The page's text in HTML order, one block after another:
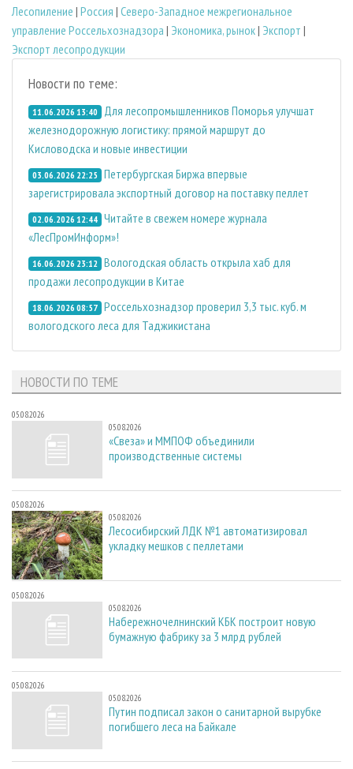
Лесопиление | Россия | Северо-Западное межрегиональное
управление Россельхознадзора | Экономика, рынок| Экспорт |
Экспорт лесопродукции
Новости по теме:
11.06.2026 13:40
Для лесопромышленников Поморья улучшат
железнодорожную логистику: прямой маршрут до
Кисловодска и новые инвестиции
03.06.2026 22:25 Петербургская Биржа впервые
зарегистрировала экспортный договор на поставку пеллет
02.06.2026 12:44 Читайте в свежем номере журнала
«ЛесПромИнформ»!
16.06.2026 23:12 Вологодская область открыла хаб для
продажи лесопродукции в Китае
18.06.2026 08:57 Россельхознадзор проверил 3,3 тыс. куб. м
вологодского леса для Таджикистана
НОВОСТИ ПО ТЕМЕ
05.08.2026
05.08.2026
«Свеза» и ММПОФ объединили
производственные системы
05.08.2026
05.08.2026
Лесосибирский ЛДК №1 автоматизировал
укладку мешков с пеллетами
05.08.2026
05.08.2026
Набережночелнинский КБК построит новую
бумажную фабрику за 3 млрд рублей
05.08.2026
05.08.2026
Путин подписал закон о санитарной вырубке
погибшего леса на Байкале